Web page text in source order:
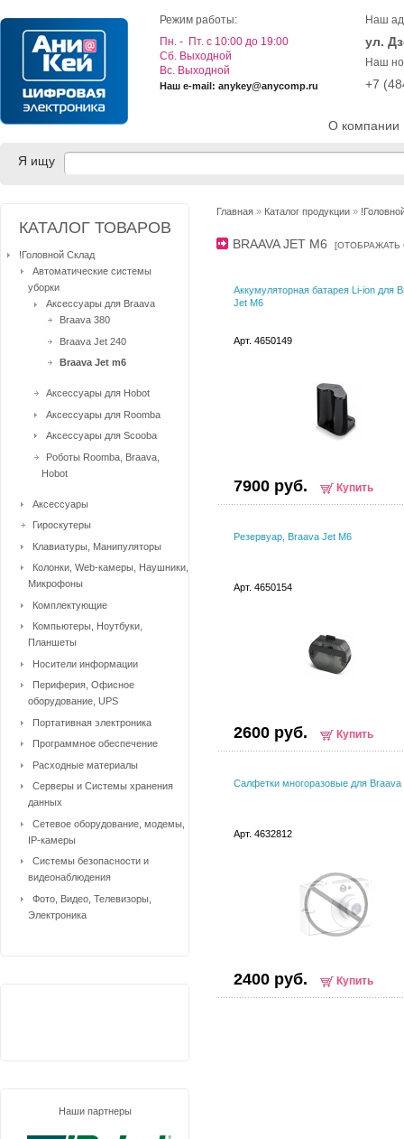
О компании
Режим работы:
Пн. - Пт. с 10:00 до 19:00
Cб. Выходной
Вс. Выходной
Наш e-mail: anykey@anycomp.ru
Наш
ул.
Наш
+7
Я ищу
Главная » Каталог продукции »
BRAAVA JET M6 [ОТОБРАЖАТЬ
Аккумуляторная батарея Li-ion для
Jet M6
Арт. 4650149
7900 руб. Купить
Резервуар, Braava Jet M6
Арт. 4650154
2600 руб. Купить
Салфетки многоразовые для Braava
Арт. 4632812
2400 руб. Купить
КАТАЛОГ ТОВАРОВ
!Головной Склад
Автоматические системы
уборки
Аксессуары для Braava
Braava 380
Braava Jet 240
Braava Jet m6
Аксессуары для Hobot
Аксессуары для Roomba
Аксессуары для Scooba
Роботы Roomba, Braava,
Hobot
Аксессуары
Гироскутеры
Клавиатуры, Манипуляторы
Колонки, Web-камеры, Наушники,
Микрофоны
Комплектующие
Компьютеры, Ноутбуки,
Планшеты
Носители информации
Периферия, Офисное
оборудование, UPS
Портативная электроника
Программное обеспечение
Расходные материалы
Серверы и Системы хранения
данных
Сетевое оборудование, модемы,
IP-камеры
Системы безопасности и
видеонаблюдения
Фото, Видео, Телевизоры,
Электроника
Наши партнеры